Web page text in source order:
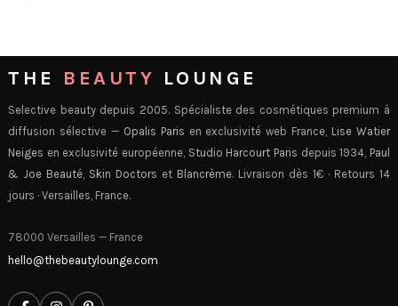
THE BEAUTY LOUNGE
Selective beauty depuis 2005. Spécialiste des cosmétiques premium à
diffusion sélective — Opalis Paris en exclusivité web France, Lise Watier
Neiges en exclusivité européenne, Studio Harcourt Paris depuis 1934, Paul
& Joe Beauté Skin Doctors et Blancrème. Livraison dès 1€ · Retours 14
jours · Versailles, France.
78000 Versailles — France
hello@thebeautylounge.com